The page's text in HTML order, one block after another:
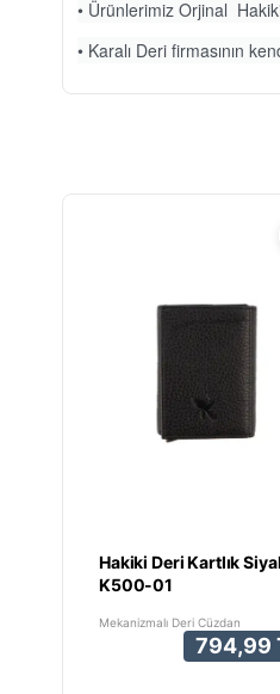
• Ürünlerimiz Orjinal
• Karalı Deri firmasının
Hakiki Deri Kartlık
K500-01
Mekanizmalı Deri Cüzdan
794,99